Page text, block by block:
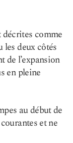
décrites comme
deux côtés
de l’expansion
en pleine
au début de
et ne